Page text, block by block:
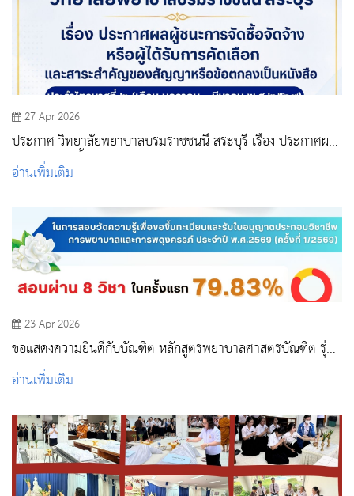
27 Apr 2026
ประกาศ วิทยาลัยพยาบาลบรมราชชนนี สระบุรี เรื่อง ประกาศผล
ผู้ชนะการจัดซื้อจัดจ้างหรือผู้ได้รับการคัดเลือก และสาระสำคัญ
ของสัญญาหรือข้อตกลงเป็นหนังสือ
อ่านเพิ่มเติม
23 Apr 2026
ขอแสดงความยินดีกับบัณฑิต หลักสูตรพยาบาลศาสตรบัณฑิต รุ่น
45
อ่านเพิ่มเติม